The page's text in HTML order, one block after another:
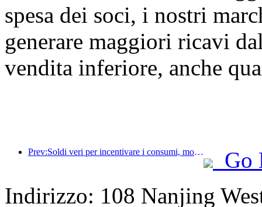
spesa dei soci, i nostri
generare maggiori ricavi
vendita inferiore, anche
Prev:Soldi veri per incentivare i consumi, molti locali hanno emesso buoni spesa per i consumi culturali e turistici del 1° maggio
Go
Indirizzo: 108 Nanjing